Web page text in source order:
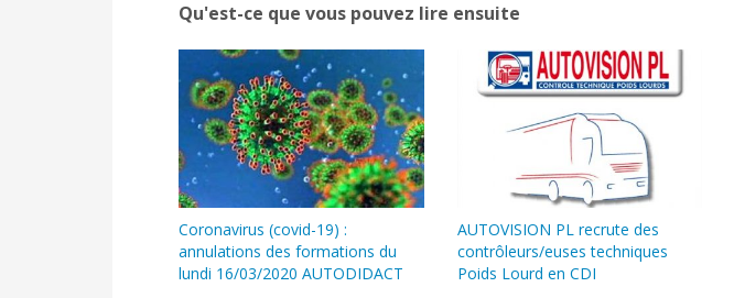
Qu'est-ce que vous pouvez lire ensuite
Coronavirus (covid-19) :
annulations des formations du
lundi 16/03/2020 AUTODIDACT
AUTOVISION PL recrute des
contrôleurs/euses techniques
Poids Lourd en CDI